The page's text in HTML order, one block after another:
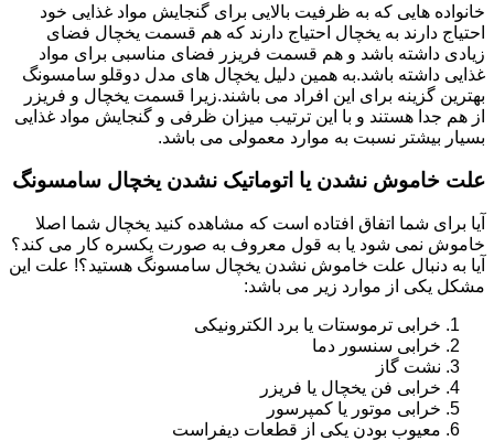
خانواده هایی که به ظرفیت بالایی برای گنجایش مواد غذایی خود
احتیاج دارند به یخچال احتیاج دارند که هم قسمت یخچال فضای
زیادی داشته باشد و هم قسمت فریزر فضای مناسبی برای مواد
غذایی داشته باشد.به همین دلیل یخچال های مدل دوقلو سامسونگ
بهترین گزینه برای این افراد می باشند.زیرا قسمت یخچال و فریزر
از هم جدا هستند و با این ترتیب میزان ظرفی و گنجایش مواد غذایی
بسیار بیشتر نسبت به موارد معمولی می باشد.
علت خاموش نشدن یا اتوماتیک نشدن یخچال سامسونگ
آیا برای شما اتفاق افتاده است که مشاهده کنید یخچال شما اصلا
خاموش نمی شود یا به قول معروف به صورت یکسره کار می کند؟
آیا به دنبال علت خاموش نشدن یخچال سامسونگ هستید؟! علت این
مشکل یکی از موارد زیر می باشد:
خرابی ترموستات یا برد الکترونیکی
خرابی سنسور دما
نشت گاز
خرابی فن یخچال یا فریزر
خرابی موتور یا کمپرسور
معیوب بودن یکی از قطعات دیفراست